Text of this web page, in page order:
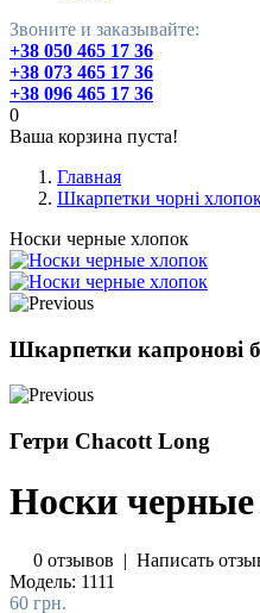
Звоните и заказывайте:
+38 050 465 17 36
+38 073 465 17 36
+38 096 465 17 36
0
Ваша корзина пуста!
Главная
Шкарпетки чорні
Носки черные хлопок
Шкарпетки капронові
Гетри Chacott Long
Носки черные
0 отзывов | Написать
Модель: 1111
60 грн.